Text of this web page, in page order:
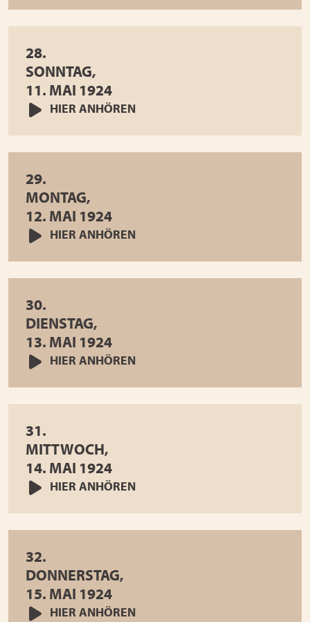
28.
SONNTAG,
11. MAI 1924
HIER ANHÖREN
29.
MONTAG,
12. MAI 1924
HIER ANHÖREN
30.
DIENSTAG,
13. MAI 1924
HIER ANHÖREN
31.
MITTWOCH,
14. MAI 1924
HIER ANHÖREN
32.
DONNERSTAG,
15. MAI 1924
HIER ANHÖREN